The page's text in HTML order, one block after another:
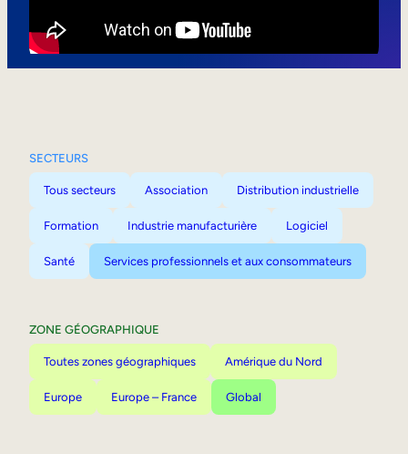
SECTEURS
Tous secteurs Association Distribution industrielle
Formation Industrie manufacturière Logiciel
Santé Services professionnels et aux consommateurs
ZONE GÉOGRAPHIQUE
Toutes zones géographiques Amérique du Nord
Europe Europe – France Global